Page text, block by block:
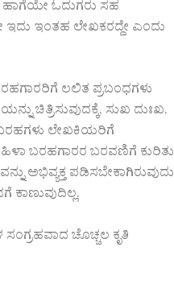
ಹಾಗೆಯೇ ಓದುಗರು ಸಹ
ಇಂತಹ ಲೇಖಕರದ್ದೇ ಎಂದು
ಲಲಿತ ಪ್ರಬಂಧಗಳು
ಚಿತ್ರಿಸುವುದಕ್ಕೆ, ಸುಖ ದುಃಖ,
ಬರಹಗಳು ಲೇಖಕಿಯರಿಗೆ
ಬರಹಗಾರರ ಬರವಣಿಗೆ ಕುರಿತು
ಅಭಿವ್ಯಕ್ತ ಪಡಿಸಬೇಕಾಗಿರುವುದು
ಕಾಣುವುದಿಲ್ಲ.
ಚೊಚ್ಚಲ ಕೃತಿ